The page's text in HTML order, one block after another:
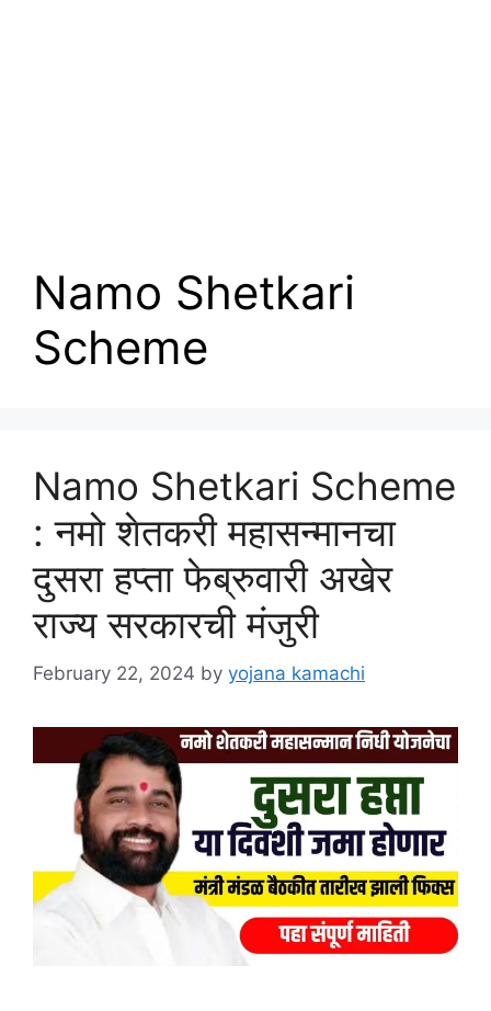
Namo Shetkari
Scheme
Namo Shetkari Scheme
: नमो शेतकरी महासन्मानचा
दुसरा हप्ता फेब्रुवारी अखेर
राज्य सरकारची मंजुरी
February 22, 2024 by yojana kamachi